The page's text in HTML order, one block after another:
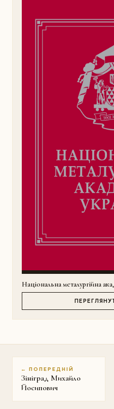
Національна металургійна
← ПОПЕРЕДНІЙ
Зініград Михайло
Йосипович